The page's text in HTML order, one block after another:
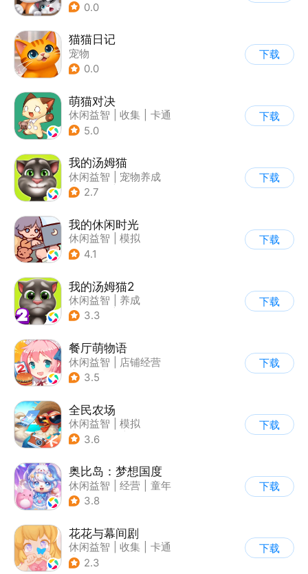
0.0
猫猫日记
宠物
0.0
下载
萌猫对决
休闲益智 收集
卡通
| 合成
5.0
下载
我的汤姆猫
休闲益智
宠物养成
| 汤姆猫
2.7
下载
我的休闲时光
休闲益智
模拟
4.1
下载
我的汤姆猫2
休闲益智
养成
| 汤姆猫
3.3
下载
餐厅萌物语
休闲益智
店铺经营
| 美食
3.5
下载
全民农场
休闲益智
模拟
| 田园生活
3.6
下载
奥比岛：梦想国度
休闲益智 经营
童年
| 萌系
3.8
下载
花花与幕间剧
休闲益智 收集
卡通
| 阿里
2.3
下载